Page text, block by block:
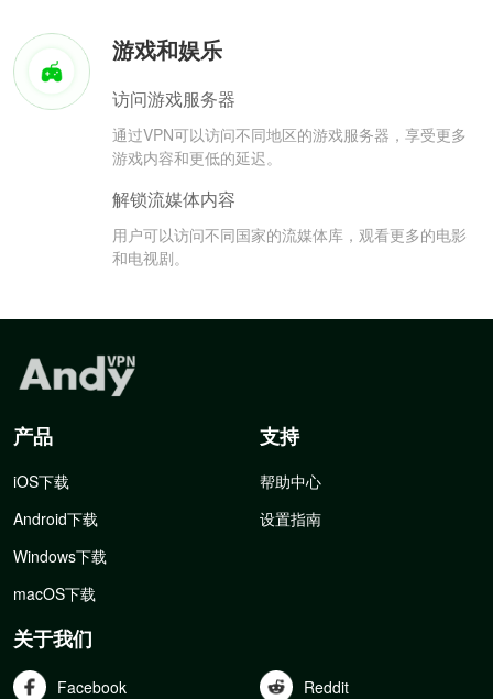
游戏和娱乐
访问游戏服务器
通过VPN可以访问不同地区的游戏服务器，享受更多
游戏内容和更低的延迟。
解锁流媒体内容
用户可以访问不同国家的流媒体库，观看更多的电影
和电视剧。
产品
iOS下载
Android下载
Windows下载
macOS下载
支持
帮助中心
设置指南
关于我们
Facebook Reddit